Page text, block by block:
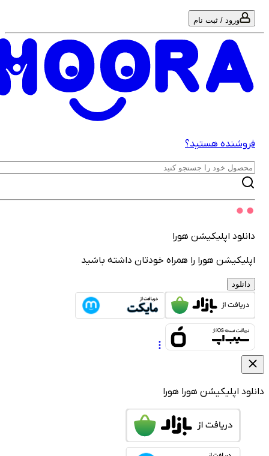
ورود / ثبت نام
هستید؟
اپلیکیشن هورا
هورا را همراه خودتان داشته باشید
دانلود
اپلیکیشن هوراهورا